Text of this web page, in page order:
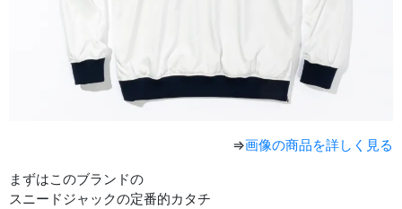
⇒画像の商品を詳しく見る
まずはこのブランドの
スニードジャックの定番的カタチ